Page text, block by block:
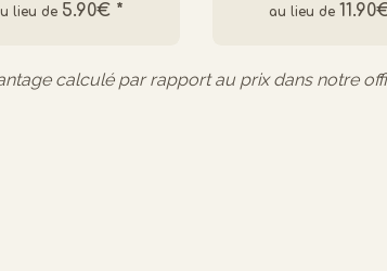
5.90€ *
calculé par rapport au prix dans notre